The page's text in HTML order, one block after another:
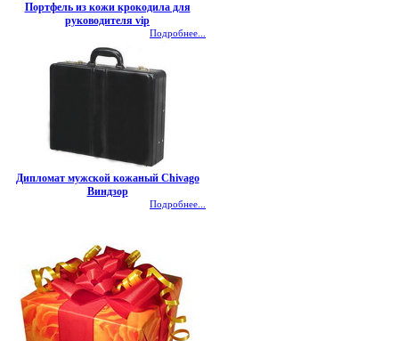
Портфель из кожи крокодила для
руководителя vip
Подробнее...
Дипломат мужской кожаный Chivago
Виндзор
Подробнее...